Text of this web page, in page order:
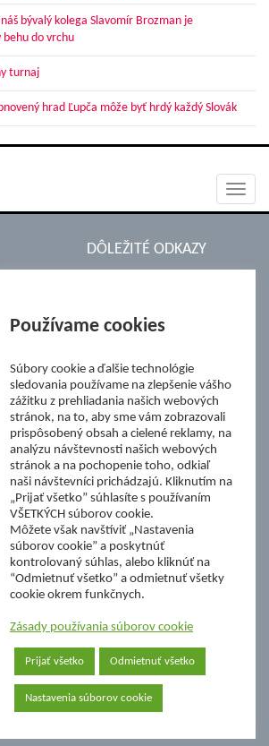
bývalý kolega Slavomír Brozman je
do vrchu
turnaj
hrad Ľupča môže byť hrdý každý Slovák
DÔLEŽITÉ ODKAZY
Nadácia Železiarne
ŽP Informatika s.r.o.
ŠK Železiarne Podbrezová
Tále a.s.
a.s.
Používame cookies
Súbory cookie a ďalšie technológie
sledovania používame na zlepšenie vášho
zážitku z prehliadania našich webových
stránok, na to, aby sme vám zobrazovali
prispôsobený obsah a cielené reklamy, na
analýzu návštevnosti našich webových
stránok a na pochopenie toho, odkiaľ
naši návštevníci prichádzajú. Kliknutím na
„Prijať všetko” súhlasíte s používaním
VŠETKÝCH súborov cookie.
Môžete však navštíviť „Nastavenia
súborov cookie” a poskytnúť
kontrolovaný súhlas, alebo kliknúť na
“Odmietnuť všetko” a odmietnuť všetky
cookie okrem funkčnych.
Zásady používania súborov cookie
Prijať všetko Odmietnuť všetko
Nastavenia súborov cookie